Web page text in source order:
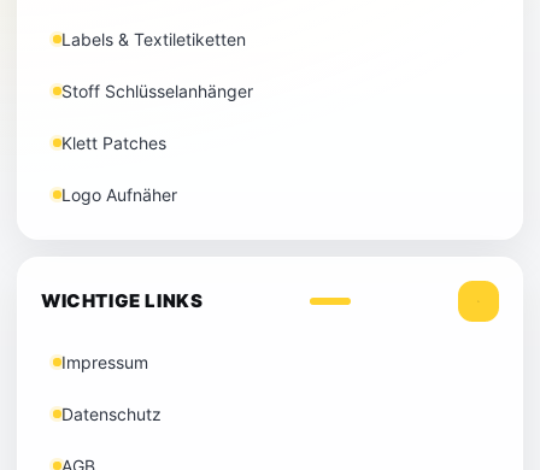
Labels & Textiletiketten
Stoff Schlüsselanhänger
Klett Patches
Logo Aufnäher
WICHTIGE LINKS
Impressum
Datenschutz
AGB